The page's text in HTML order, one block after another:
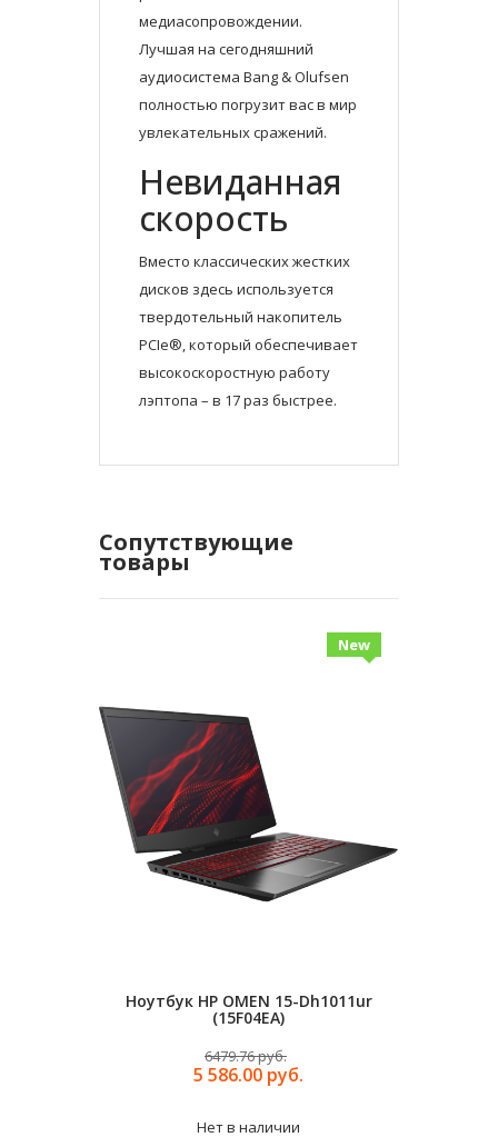
медиасопровождении.
Лучшая на сегодняшний
аудиосистема Bang & Olufsen
полностью погрузит вас в мир
увлекательных сражений.
Невиданная
скорость
Вместо классических жестких
дисков здесь используется
твердотельный накопитель
PCIe®, который обеспечивает
высокоскоростную работу
лэптопа – в 17 раз быстрее.
Сопутствующие
товары
New
Ноутбук HP OMEN 15-Dh1011ur
(15F04EA)
6479.76 руб.
5 586.00 руб.
Нет в наличии